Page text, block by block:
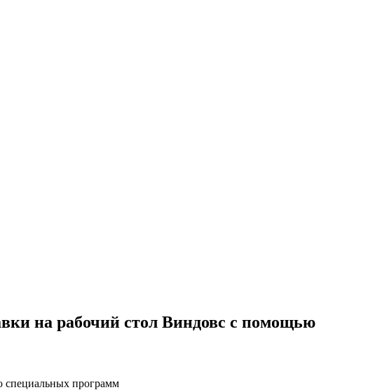
на рабочий стол Виндовс с помощью